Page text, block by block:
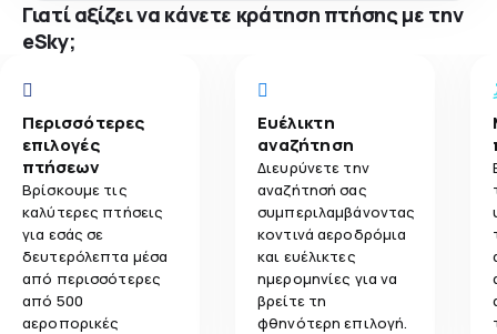
Γιατί αξίζει να κάνετε κράτηση πτήσης με την
eSky;
Περισσότερες
επιλογές
πτήσεων
Βρίσκουμε τις
καλύτερες πτήσεις
για εσάς σε
δευτερόλεπτα μέσα
από περισσότερες
από 500
αεροπορικές
Ευέλικτη
αναζήτηση
Διευρύνετε την
αναζήτησή σας
συμπεριλαμβάνοντας
κοντινά αεροδρόμια
και ευέλικτες
ημερομηνίες για να
βρείτε τη
φθηνότερη επιλογή.